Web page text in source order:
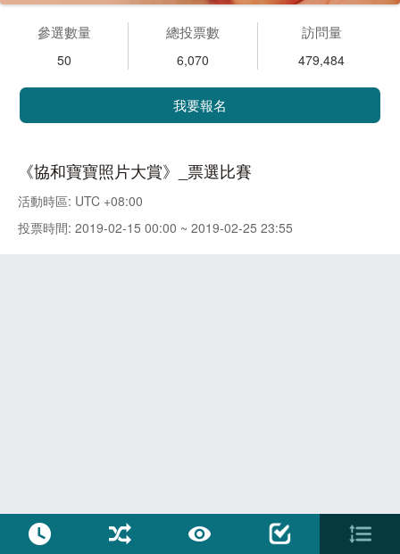
參選數量
50
總投票數
6,070
訪問量
479,484
我要報名
《協和寶寶照片大賞》_票選比賽
活動時區: UTC +08:00
投票時間: 2019-02-15 00:00 ~ 2019-02-25 23:55